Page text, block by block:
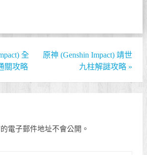
全
關攻略
原神 (Genshin Impact) 靖世
九柱解謎攻略 »
電子郵件地址不會公開。